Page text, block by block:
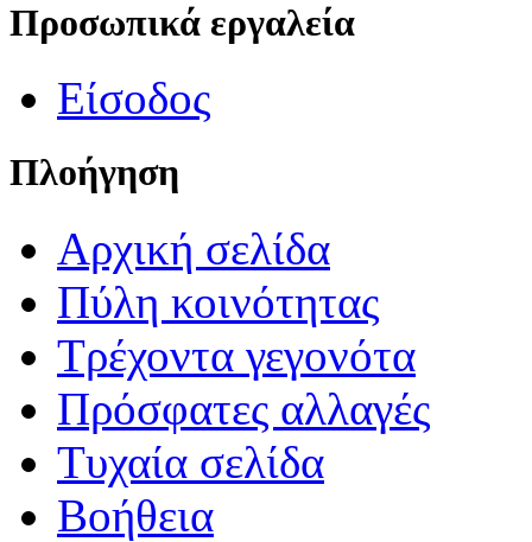
Προσωπικά εργαλεία
Είσοδος
Πλοήγηση
Αρχική σελίδα
Πύλη κοινότητας
Τρέχοντα γεγονότα
Πρόσφατες αλλαγές
Τυχαία σελίδα
Βοήθεια